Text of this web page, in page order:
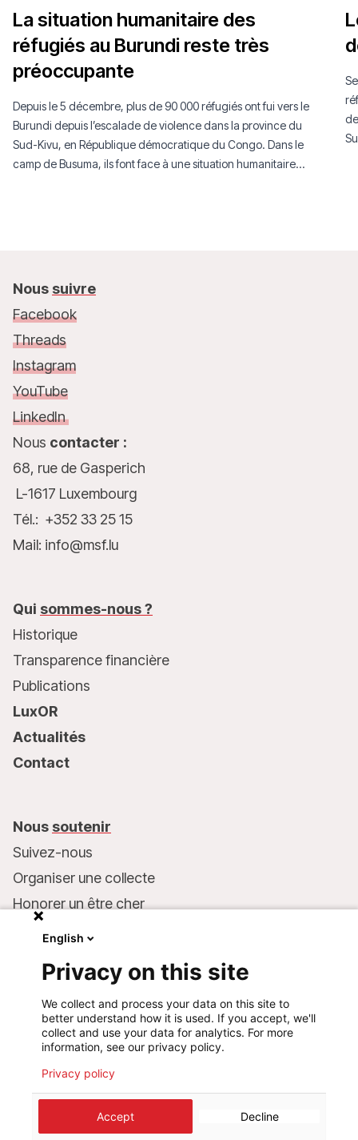
La situation humanitaire des
réfugiés au Burundi reste très
préoccupante
Depuis le 5 décembre, plus de 90 000 réfugiés ont fui vers le
Burundi depuis l’escalade de violence dans la province du
Sud-Kivu, en République démocratique du Congo. Dans le
camp de Busuma, ils font face à une situation humanitaire
Nous suivre
Facebook
Threads
Instagram
YouTube
LinkedIn
Nous contacter :
68, rue de Gasperich
L-1617 Luxembourg
Tél.: +352 33 25 15
Mail: info@msf.lu
Qui sommes-nous ?
Historique
Transparence financière
Publications
LuxOR
Actualités
Contact
Nous soutenir
Suivez-nous
Organiser une collecte
Honorer un être cher
Inscrire MSF dans votre testament
Faire un don
Coordonnées bancaires :
LU75 1111 0000 4848 0000
Comportement responsable
Médecins Sans Frontières Luxembourg
English
Privacy on this site
We collect and process your data on this site to
better understand how it is used. If you accept, we'll
collect and use your data for analytics. For more
information, see our privacy policy.
Privacy policy
Accept Decline